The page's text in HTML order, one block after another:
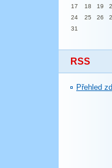
17
18 19
24
25 26
31
RSS
Přehled